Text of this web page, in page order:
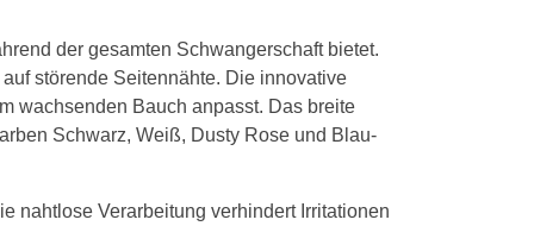
der gesamten Schwangerschaft bietet.
störende Seitennähte. Die innovative
wachsenden Bauch anpasst. Das breite
Schwarz, Weiß, Dusty Rose und Blau-
nahtlose Verarbeitung verhindert Irritationen